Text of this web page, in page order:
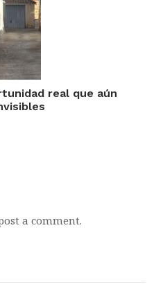
real que aún
a comment.